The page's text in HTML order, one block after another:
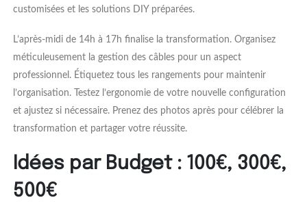
customisées et les solutions DIY préparées.
L’après-midi de 14h à 17h finalise la transformation. Organisez
méticuleusement la gestion des câbles pour un aspect
professionnel. Étiquetez tous les rangements pour maintenir
l’organisation. Testez l’ergonomie de votre nouvelle configuration
et ajustez si nécessaire. Prenez des photos après pour célébrer la
transformation et partager votre réussite.
Idées par Budget : 100€, 300€,
500€